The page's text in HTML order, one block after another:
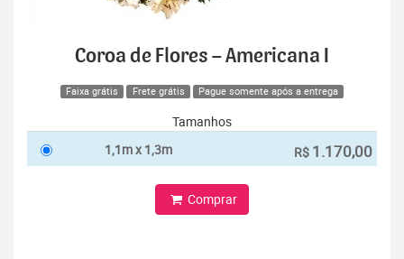
Coroa de Flores – Americana I
Faixa grátis Frete grátis Pague somente após a entrega
Tamanhos
1,1m x 1,3m
R$ 1.170,00
Comprar